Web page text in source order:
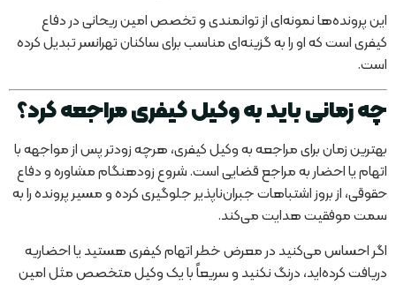
این پرونده‌ها نمونه‌ای از توانمندی و تخصص امین ریحانی در دفاع
کیفری است که او را به گزینه‌ای مناسب برای ساکنان تهرانسر تبدیل کرده
است.
چه زمانی باید به وکیل کیفری مراجعه کرد؟
بهترین زمان برای مراجعه به وکیل کیفری، هرچه زودتر پس از مواجهه با
اتهام یا احضار به مراجع قضایی است. شروع زودهنگام مشاوره و دفاع
حقوقی، از بروز اشتباهات جبران‌ناپذیر جلوگیری کرده و مسیر پرونده را به
سمت موفقیت هدایت می‌کند.
اگر احساس می‌کنید در معرض خطر اتهام کیفری هستید یا احضاریه
دریافت کرده‌اید، درنگ نکنید و سریعاً با یک وکیل متخصص مثل امین